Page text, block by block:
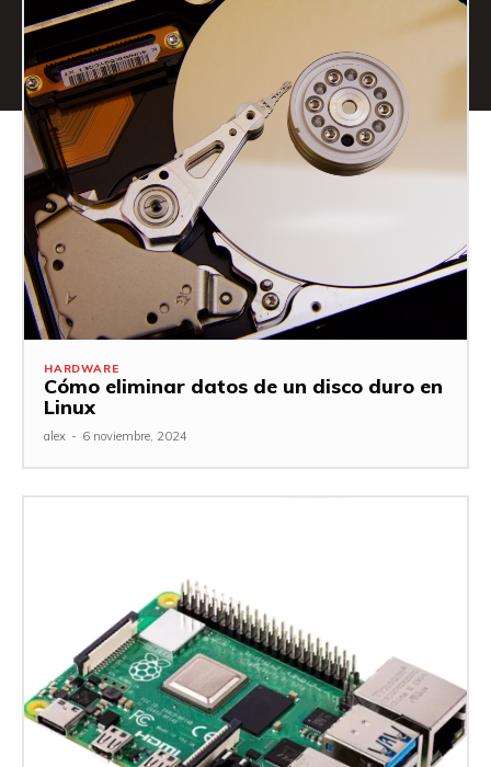
HARDWARE
Cómo eliminar datos de un disco duro en
Linux
alex - 6 noviembre, 2024